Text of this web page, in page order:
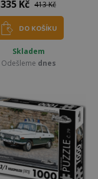
335 Kč 413 Kč
DO KOŠÍKU
Skladem
Odešleme dnes